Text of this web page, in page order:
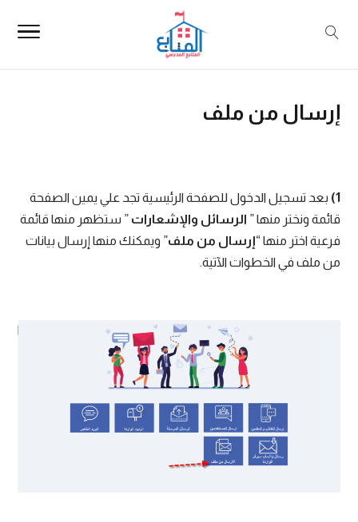
إرسال من ملف
1) بعد تسجيل الدخول للصفحة الرئيسية تجد علي يمين الصفحة
قائمة ونختر منها ” الرسائل والإشعارات ” ستظهر منها قائمة
فرعية اختر منها “إرسال من ملف” ويمكنك منها إرسال بيانات
من ملف في الخطوات الآتية.